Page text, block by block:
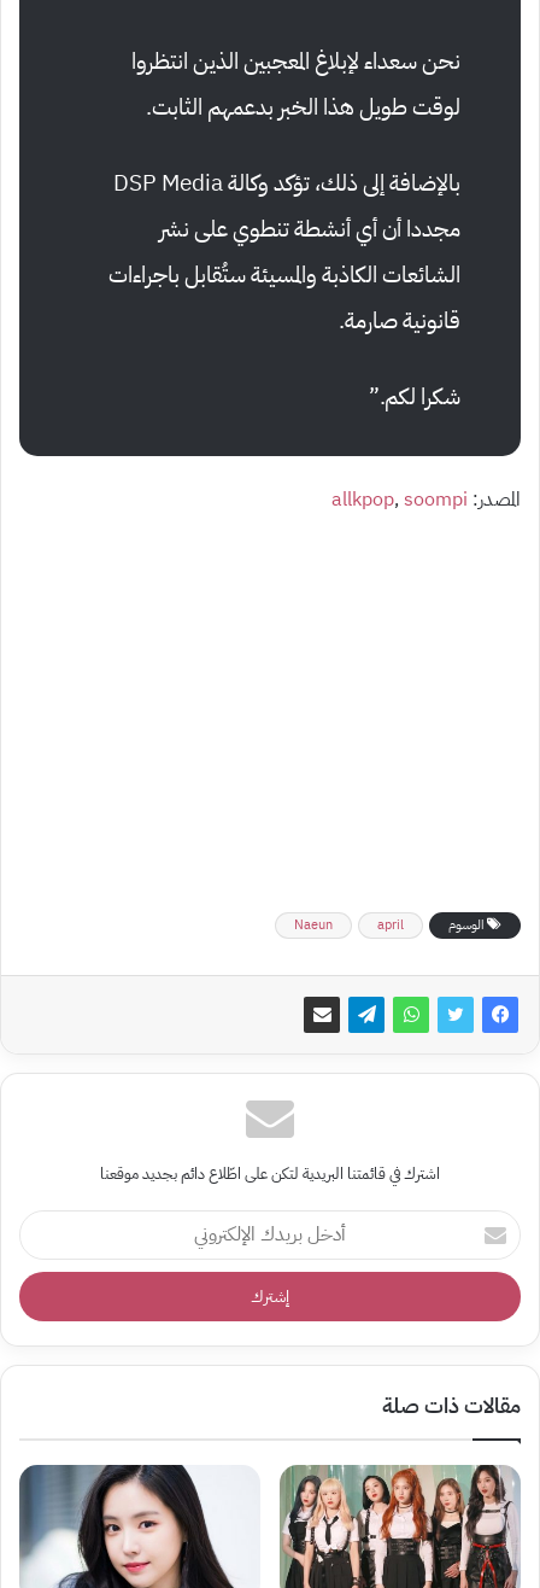
نحن سعداء لإبلاغ المعجبين الذين انتظروا
لوقت طويل هذا الخبر بدعمهم الثابت.
بالإضافة إلى ذلك، تؤكد وكالة DSP Media
مجددا أن أي أنشطة تنطوي على نشر
الشائعات الكاذبة والمسيئة ستُقابل باجراءات
قانونية صارمة.
شكرا لكم.”
المصدر: allkpop, soompi
الوسوم april
Naeun
اشترك في قائمتنا البريدية لتكن على اطّلاع دائم بجديد موقعنا
أدخل
بريدك
الإلكتروني
مقالات ذات صلة